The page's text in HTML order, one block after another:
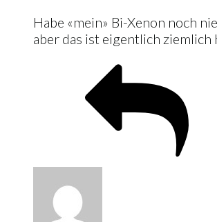
Habe «mein» Bi-Xenon noch
aber das ist eigentlich ziemlich